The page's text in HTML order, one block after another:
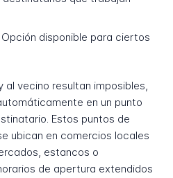
Opción disponible para ciertos
al vecino resultan imposibles,
en un punto
Estos puntos de
ubican en comercios locales
estancos o
de apertura extendidos